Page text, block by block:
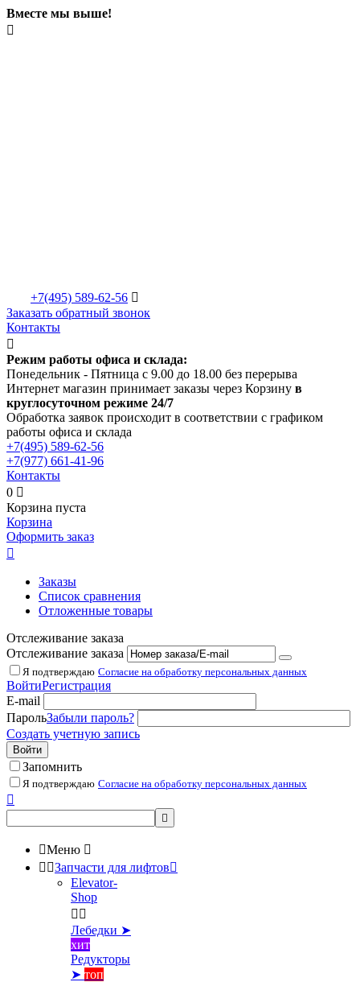
Вместе мы выше!

+7(495) 589-62-56 
Заказать обратный звонок
Контакты

Режим работы офиса и склада:
Понедельник - Пятница с 9.00 до 18.00 без перерыва
Интернет магазин принимает заказы через Корзину в
круглосуточном режиме 24/7
Обработка заявок происходит в соответствии с графиком
работы офиса и склада
+7(495) 589-62-56
+7(977) 661-41-96
Контакты
0 
Корзина пуста
Корзина
Оформить заказ

Заказы
Список сравнения
Отложенные товары
Отслеживание заказа
Отслеживание заказа
Я подтверждаю Согласие на обработку персональных данных
ВойтиРегистрация
E-mail
ПарольЗабыли пароль?
Создать учетную запись
Войти
Запомнить
Я подтверждаю Согласие на обработку персональных данных


Меню 
 Запчасти для лифтов
Elevator-
Shop
 
Лебедки ➤
хит
Редукторы
➤ топ